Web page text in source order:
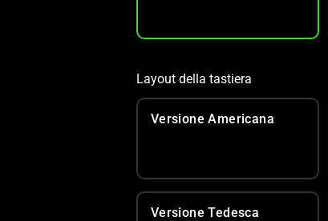
Layout della tastiera
Versione Americana
Versione Tedesca